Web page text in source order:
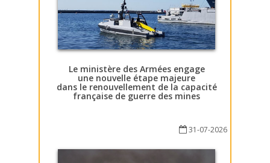
Le ministère des Armées engage
une nouvelle étape majeure
dans le renouvellement de la capacité
française de guerre des mines
31-07-2026